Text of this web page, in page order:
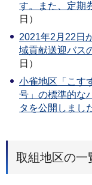
す。また、定期
日）
2021年2月22日
域貢献送迎バス
日）
小雀地区「こす
号」の標準的な
タを公開しまし
取組地区の一